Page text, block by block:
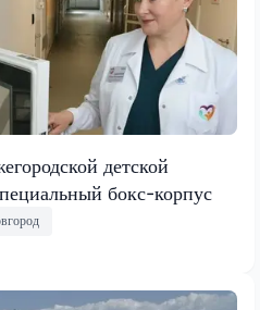
детской
бокс-корпус